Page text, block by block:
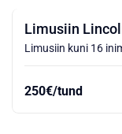
Limusiin
Limusiin kuni 16
250€/tund